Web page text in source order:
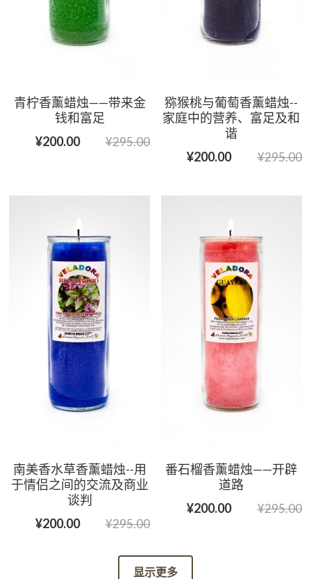
青柠香薰蜡烛——带来金
钱和富足
¥200.00
¥295.00
猕猴桃与葡萄香薰蜡烛--
家庭中的营养、富足及和
谐
¥200.00
¥295.00
南美香水草香薰蜡烛--用
于情侣之间的交流及商业
谈判
¥200.00
¥295.00
番石榴香薰蜡烛——开辟
道路
¥200.00
¥295.00
显示更多